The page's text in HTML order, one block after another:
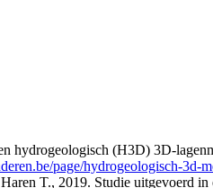
hydrogeologisch (H3D) 3D-
page/hydrogeologisch-3d-
T., 2019. Studie uitgevoerd